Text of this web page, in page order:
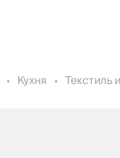
Кухня Текстиль